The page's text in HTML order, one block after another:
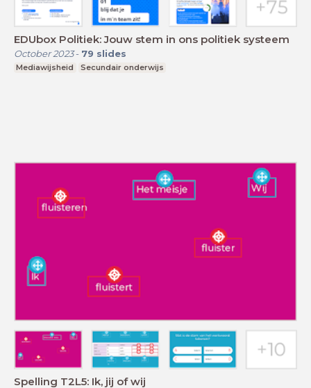
EDUbox Politiek: Jouw stem in ons politiek systeem
October 2023- 79 slides
Mediawijsheid Secundair onderwijs
Spelling T2L5: Ik, jij of wij